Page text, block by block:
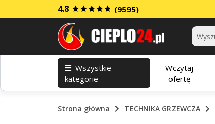
4.8 (9595)
Kategorie
Wszystkie
kategorie
Wczytaj
ofertę
Strona główna TECHNIKA GRZEWCZA